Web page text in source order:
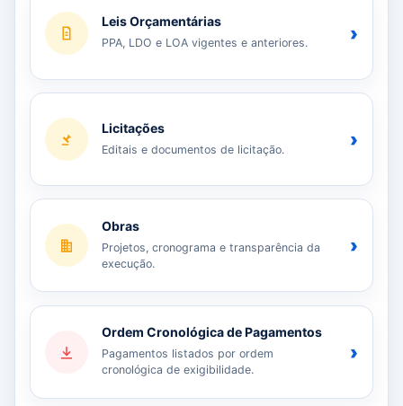
Leis Orçamentárias
PPA, LDO e LOA vigentes e anteriores. ›
Licitações
Editais e documentos de licitação. ›
Obras
Projetos, cronograma e transparência da
execução.
›
Ordem Cronológica de Pagamentos
Pagamentos listados por ordem
cronológica de exigibilidade.
›